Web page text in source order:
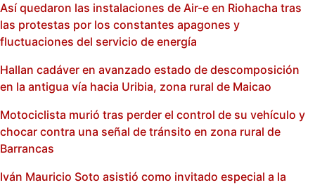
Así quedaron las instalaciones de Air-e en Riohacha tras
las protestas por los constantes apagones y
fluctuaciones del servicio de energía
Hallan cadáver en avanzado estado de descomposición
en la antigua vía hacia Uribia, zona rural de Maicao
Motociclista murió tras perder el control de su vehículo y
chocar contra una señal de tránsito en zona rural de
Barrancas
Iván Mauricio Soto asistió como invitado especial a la